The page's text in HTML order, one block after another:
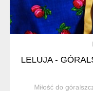
LELUJA -
Miłość do